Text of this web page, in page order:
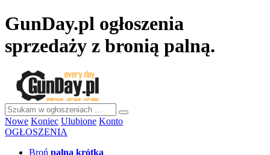
GunDay.pl ogłoszenia
sprzedaży z bronią palną.
Nowe Koniec Ulubione Konto
OGŁOSZENIA
Broń palna krótka